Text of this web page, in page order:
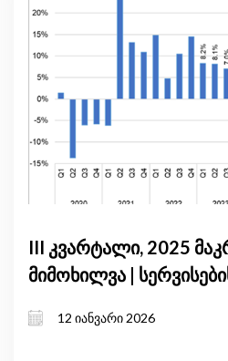
III კვარტალი, 2025
მიმოხილვა |
12 იანვარი 2026